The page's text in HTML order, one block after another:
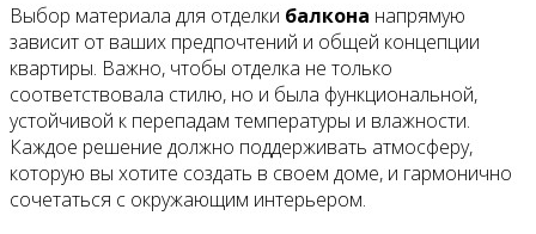
Выбор материала для отделки балкона напрямую
зависит от ваших предпочтений и общей концепции
квартиры. Важно, чтобы отделка не только
соответствовала стилю, но и была функциональной,
устойчивой к перепадам температуры и влажности.
Каждое решение должно поддерживать атмосферу,
которую вы хотите создать в своем доме, и гармонично
сочетаться с окружающим интерьером.